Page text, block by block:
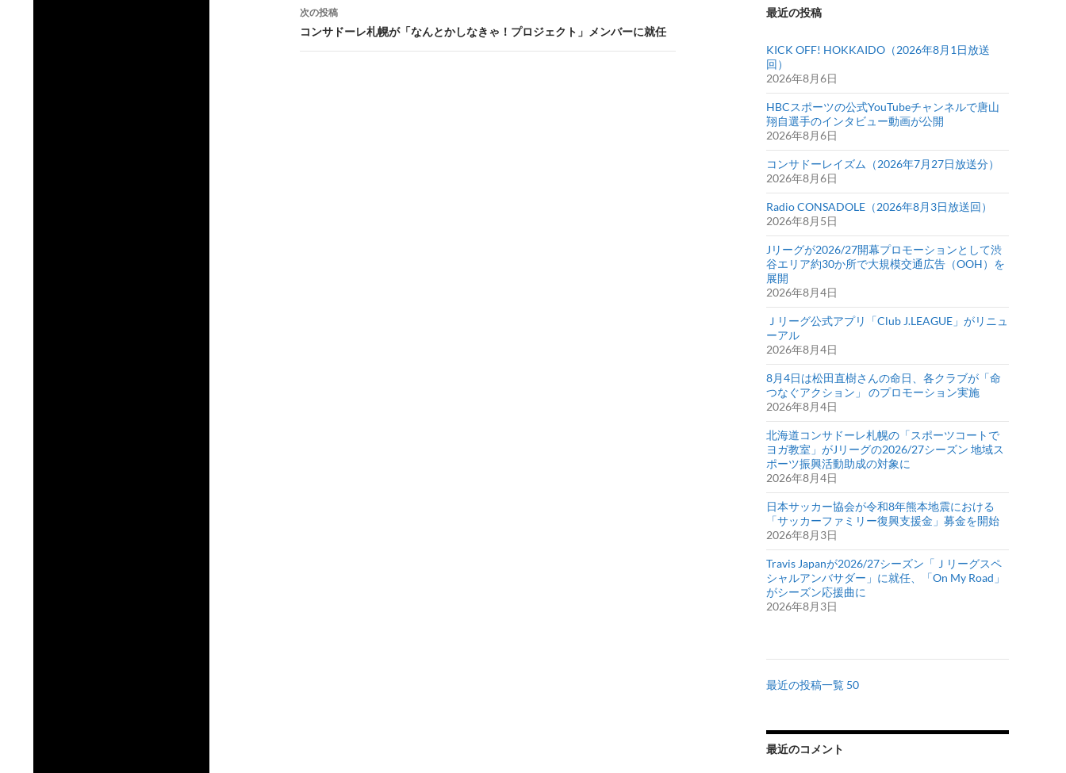
ビ
ゲ
次の投稿
コンサドーレ札幌が「なんとかしなきゃ！プロジェクト」メンバーに就任
最近の投稿
KICK OFF! HOKKAIDO（2026年8月1日放送
回）
2026年8月6日
HBCスポーツの公式YouTubeチャンネルで唐山
翔自選手のインタビュー動画が公開
2026年8月6日
コンサドーレイズム（2026年7月27日放送分）
2026年8月6日
Radio CONSADOLE（2026年8月3日放送回）
2026年8月5日
Jリーグが2026/27開幕プロモーションとして渋
谷エリア約30か所で大規模交通広告（OOH）を
展開
2026年8月4日
Ｊリーグ公式アプリ「Club J.LEAGUE」がリニュ
ーアル
2026年8月4日
8月4日は松田直樹さんの命日、各クラブが「命
つなぐアクション」 のプロモーション実施
2026年8月4日
北海道コンサドーレ札幌の「スポーツコートで
ヨガ教室」がJリーグの2026/27シーズン 地域ス
ポーツ振興活動助成の対象に
2026年8月4日
日本サッカー協会が令和8年熊本地震における
「サッカーファミリー復興支援金」募金を開始
2026年8月3日
Travis Japanが2026/27シーズン「Ｊリーグスペ
シャルアンバサダー」に就任、「On My Road」
がシーズン応援曲に
2026年8月3日
最近の投稿一覧 50
最近のコメント